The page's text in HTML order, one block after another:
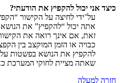
כיצד אני יכול להקפיץ את הודעתי?
על־ידי לחיצה על הקישור
אתה יכול “להקפיץ” את
זאת, אם אינך רואה את
כבויה או הזמן המוקצב בין
להקפיץ את הנושא בפשטות
שאתה מציית לחוקי המערכת
חזרה למעלה